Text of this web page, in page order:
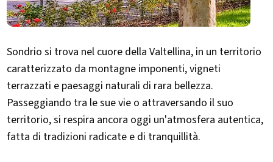
Sondrio si trova nel cuore della Valtellina, in un territorio
caratterizzato da montagne imponenti, vigneti
terrazzati e paesaggi naturali di rara bellezza.
Passeggiando tra le sue vie o attraversando il suo
territorio, si respira ancora oggi un'atmosfera autentica,
fatta di tradizioni radicate e di tranquillità.